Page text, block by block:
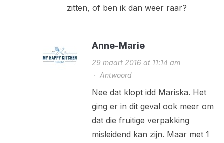
zitten, of ben ik dan weer raar?
Anne-Marie
29 maart 2016 at 11:14 am
· Antwoord
Nee dat klopt idd Mariska. Het
ging er in dit geval ook meer om
dat die fruitige verpakking
misleidend kan zijn. Maar met 1